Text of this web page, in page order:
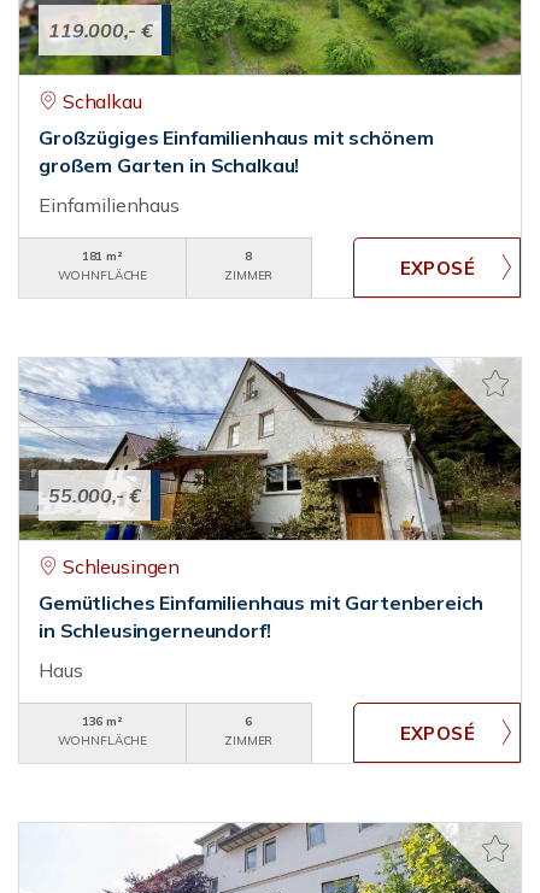
119.000,- €
Schalkau
Großzügiges Einfamilienhaus mit schönem
großem Garten in Schalkau!
Einfamilienhaus
181 m²
WOHNFLÄCHE
8
ZIMMER
55.000,- €
Schleusingen
Gemütliches Einfamilienhaus mit Gartenbereich
in Schleusingerneundorf!
Haus
136 m²
WOHNFLÄCHE
6
ZIMMER